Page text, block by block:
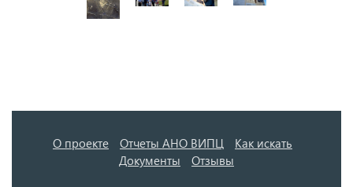
О проекте Отчеты АНО ВИПЦ
Как искать
Документы
Отзывы